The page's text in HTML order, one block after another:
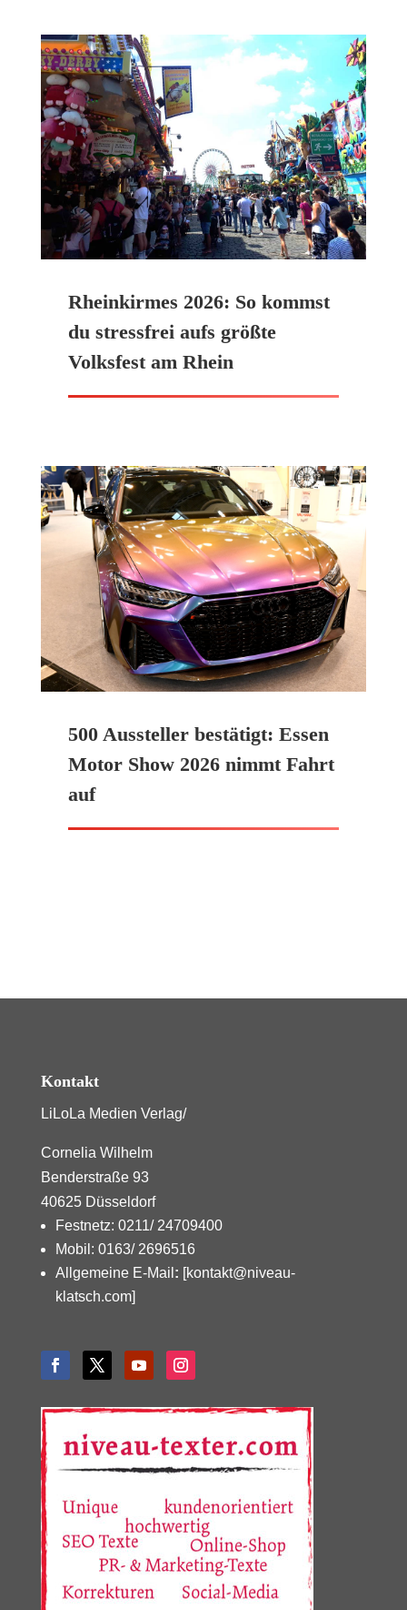
Rheinkirmes 2026: So kommst
du stressfrei aufs größte
Volksfest am Rhein
500 Aussteller bestätigt: Essen
Motor Show 2026 nimmt Fahrt
auf
Kontakt
LiLoLa Medien Verlag/
Cornelia Wilhelm
Benderstraße 93
40625 Düsseldorf
Festnetz: 0211/ 24709400
Mobil: 0163/ 2696516
Allgemeine E-Mail : [kontakt@niveau-
klatsch.com]